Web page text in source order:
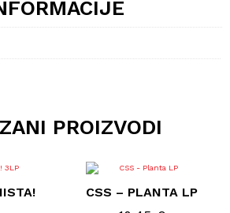
PROIZVODI
CSS – PLANTA LP